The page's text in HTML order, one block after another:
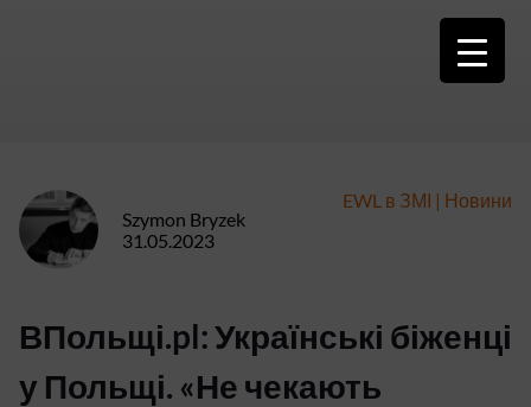
Szymon Bryzek
31.05.2023
EWL в ЗМІ | Новини
ВПольщі.pl: Українські біженці
у Польщі. «Не чекають